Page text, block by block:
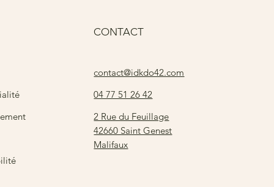
CONTACT
contact@idkdo42.com
04 77 51 26 42
2 Rue du Feuillage
42660 Saint Genest
Malifaux